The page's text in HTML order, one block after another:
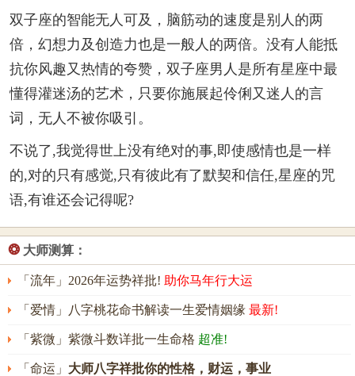
双子座的智能无人可及，脑筋动的速度是别人的两
倍，幻想力及创造力也是一般人的两倍。没有人能抵
抗你风趣又热情的夸赞，双子座男人是所有星座中最
懂得灌迷汤的艺术，只要你施展起伶俐又迷人的言
词，无人不被你吸引。
不说了,我觉得世上没有绝对的事,即使感情也是一样
的,对的只有感觉,只有彼此有了默契和信任,星座的咒
语,有谁还会记得呢?
❂ 大师测算：
「流年」2026年运势祥批! 助你马年行大运
「爱情」八字桃花命书解读一生爱情姻缘 最新!
「紫微」紫微斗数详批一生命格 超准!
「命运」 大师八字祥批你的性格，财运，事业